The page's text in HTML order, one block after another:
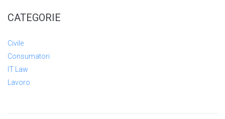
CATEGORIE
Civile
Consumatori
IT Law
Lavoro